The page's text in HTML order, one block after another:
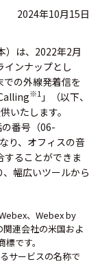
2024年10月15日
）は、2022年2月
インナップとし
での外線発着信を
※1 」（以下、
いたします。
番号（06-
、オフィスの音
ることができま
幅広いツールから
、Webex by
連会社の米国およ
です。
サービスの名称で